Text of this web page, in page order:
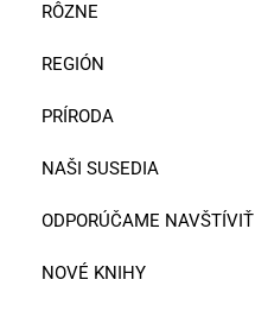
RÔZNE
REGIÓN
PRÍRODA
NAŠI SUSEDIA
ODPORÚČAME NAVŠTÍVIŤ
NOVÉ KNIHY